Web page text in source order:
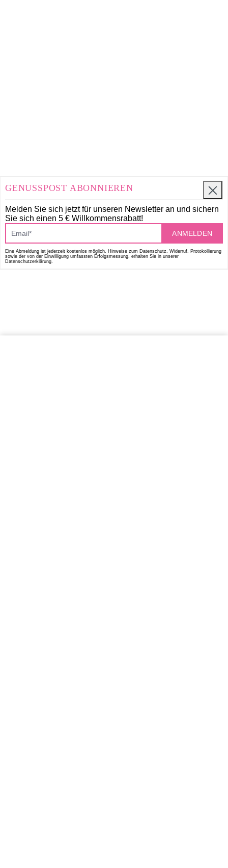
GENUSSPOST ABONNIEREN
Melden Sie sich jetzt für unseren Newsletter an und sichern
Sie sich einen 5 € Willkommensrabatt!
ANMELDEN
Eine Abmeldung ist jederzeit kostenlos möglich. Hinweise zum Datenschutz, Widerruf, Protokollierung
sowie der von der Einwilligung umfassten Erfolgsmessung, erhalten Sie in unserer
Datenschutzerklärung.